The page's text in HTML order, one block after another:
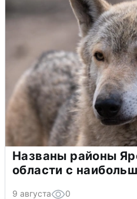
Названы районы
области с
9 августа 0